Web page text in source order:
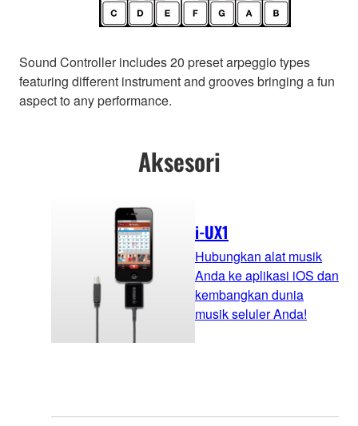
Sound Controller includes 20 preset arpeggio types
featuring different instrument and grooves bringing a fun
aspect to any performance.
Aksesori
i-UX1
Hubungkan alat musik
Anda ke aplikasi iOS dan
kembangkan dunia
musik seluler Anda!